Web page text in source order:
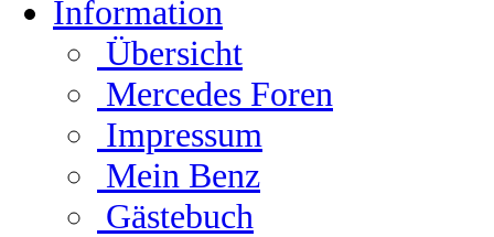
Information
Übersicht
Mercedes Foren
Impressum
Mein Benz
Gästebuch